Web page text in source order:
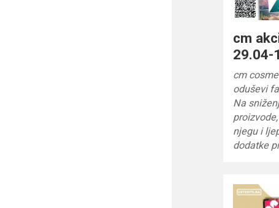
cm
29.04-
cm
oduševi
Na
njegu i
dodatke